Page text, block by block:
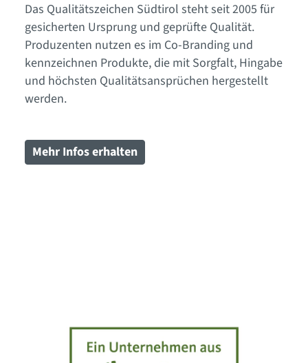
Das Qualitätszeichen Südtirol steht seit 2005 für
gesicherten Ursprung und geprüfte Qualität.
Produzenten nutzen es im Co-Branding und
kennzeichnen Produkte, die mit Sorgfalt, Hingabe
und höchsten Qualitätsansprüchen hergestellt
werden.
Mehr Infos erhalten